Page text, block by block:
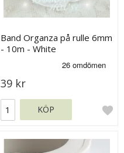
Band Organza på rulle 6mm
- 10m - White
39 kr
KÖP